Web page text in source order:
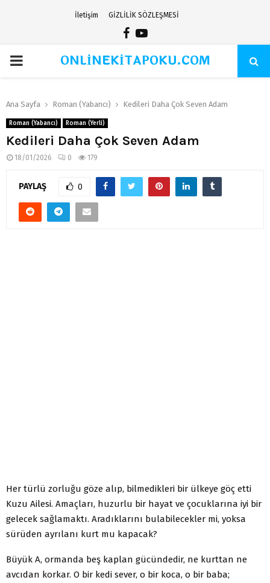
İletişim GİZLİLİK SÖZLEŞMESİ
Facebook
Youtube
PRIMARYONLİNEKİTAPOKU.COM
Ana Sayfa Roman (Yabancı) Kedileri Daha Çok Seven Adam
Roman (Yabancı) Roman (Yerli)
Kedileri Daha Çok Seven Adam
18/01/2026 0 179
PAYLAŞ 0
Her türlü zorluğu göze alıp, bilmedikleri bir ülkeye göç etti
Kuzu Ailesi. Amaçları, huzurlu bir hayat ve çocuklarına iyi bir
gelecek sağlamaktı. Aradıklarını bulabilecekler mi, yoksa
sürüden ayrılanı kurt mu kapacak?
Büyük A, ormanda beş kaplan gücündedir, ne kurttan ne
avcıdan korkar. O bir kedi sever, o bir koca, o bir baba;